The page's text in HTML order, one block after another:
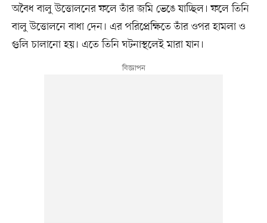
অবৈধ বালু উত্তোলনের ফলে তাঁর জমি ভেঙে যাচ্ছিল। ফলে তিনি
বালু উত্তোলনে বাধা দেন। এর পরিপ্রেক্ষিতে তাঁর ওপর হামলা ও
গুলি চালানো হয়। এতে তিনি ঘটনাস্থলেই মারা যান।